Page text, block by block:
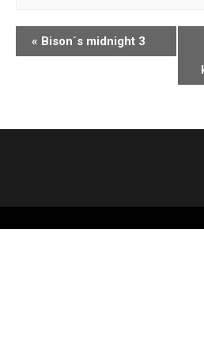
Navigace
pro
« Bison´s midnight 3